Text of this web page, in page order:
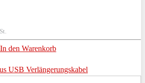
In den Warenkorb
USB Verlängerungskabel